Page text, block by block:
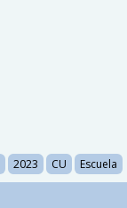
2023 CU Escuela